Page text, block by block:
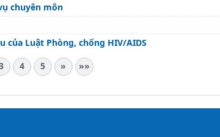
chuyên môn
Luật Phòng, chống HIV/AIDS
4 5 » »»